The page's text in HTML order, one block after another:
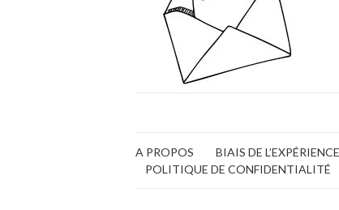
A PROPOS BIAIS DE
POLITIQUE DE CONFIDENTIALITÉ